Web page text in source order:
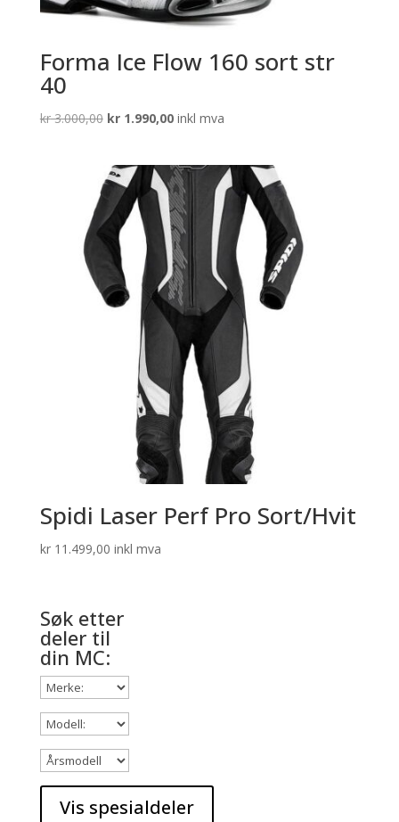
Forma Ice Flow 160 sort str
40
kr3.000,00 Opprinnelig
kr 3.000,00.
kr1.990,00Nåværende
kr 1.990,00.
inkl mva
Spidi Laser Perf Pro Sort/Hvit
kr11.499,00 inkl mva
Søk etter
deler til
din MC: